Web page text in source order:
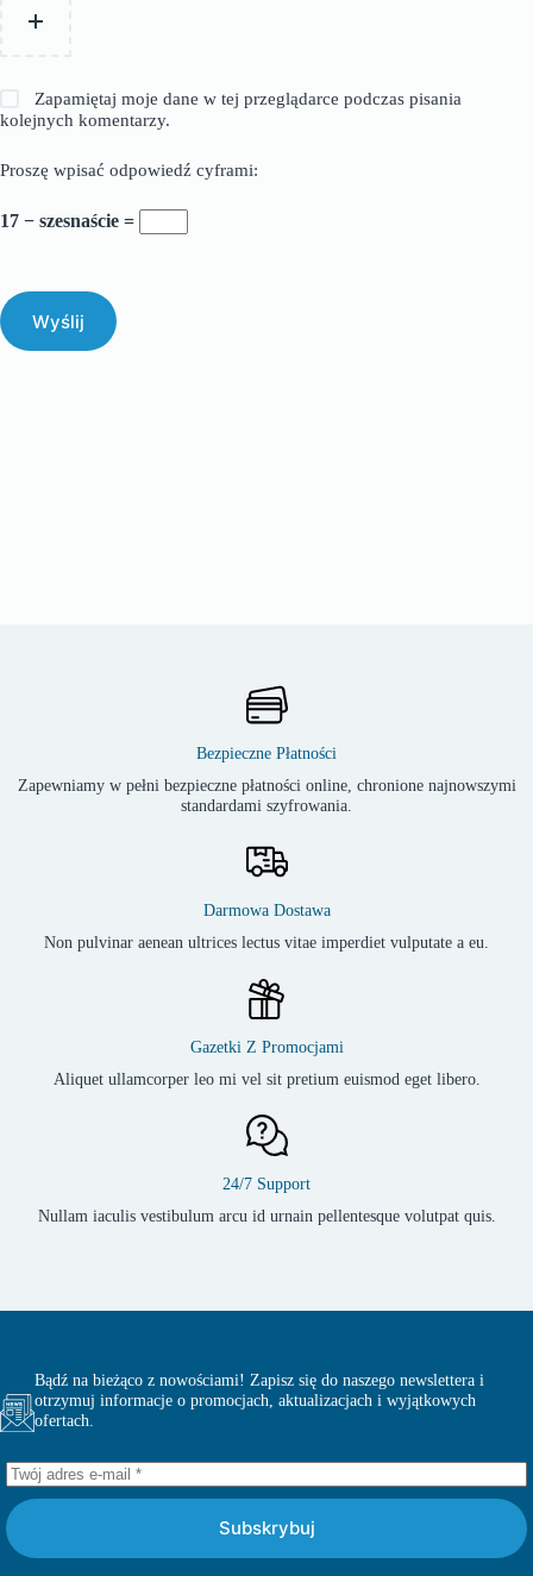
Zapamiętaj moje dane w tej przeglądarce podczas pisania
kolejnych komentarzy.
Proszę wpisać odpowiedź cyframi:
17 − szesnaście =
Wyślij
Bezpieczne Płatności
Zapewniamy w pełni bezpieczne płatności online, chronione najnowszymi
standardami szyfrowania.
Darmowa Dostawa
Non pulvinar aenean ultrices lectus vitae imperdiet vulputate a eu.
Gazetki Z Promocjami
Aliquet ullamcorper leo mi vel sit pretium euismod eget libero.
24/7 Support
Nullam iaculis vestibulum arcu id urnain pellentesque volutpat quis.
Bądź na bieżąco z nowościami! Zapisz się do naszego newslettera i
otrzymuj informacje o promocjach, aktualizacjach i wyjątkowych
ofertach.
Subskrybuj